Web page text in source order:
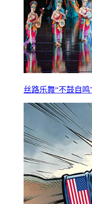
丝路乐舞“不鼓自鸣